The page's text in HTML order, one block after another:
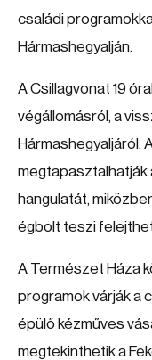
családi
Hármashegyalján.
A Csillagvonat 19
végállomásról, a
Hármashegyaljáról.
megtapasztalhatják
hangulatát,
égbolt teszi
A Természet Háza
programok várják a
épülő kézműves
megtekinthetik a